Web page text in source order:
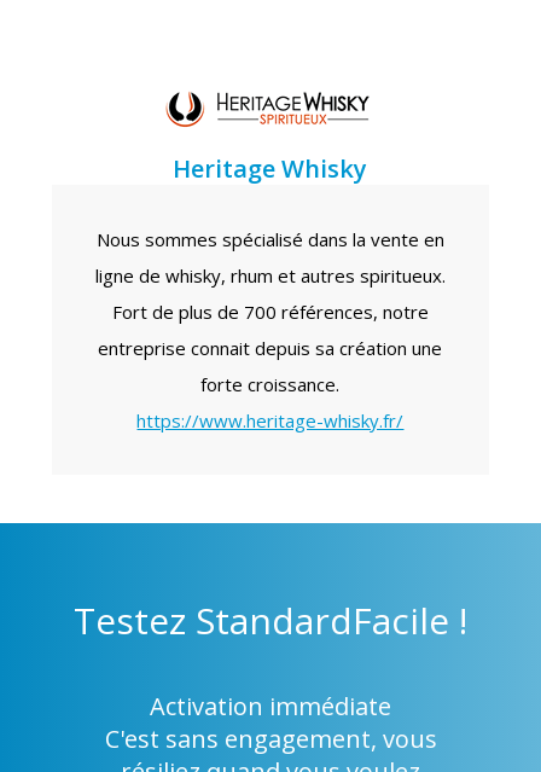
Heritage Whisky
Nous sommes spécialisé dans la vente en
ligne de whisky, rhum et autres spiritueux.
Fort de plus de 700 références, notre
entreprise connait depuis sa création une
forte croissance.
https://www.heritage-whisky.fr/
Testez StandardFacile !
Activation immédiate
C'est sans engagement, vous